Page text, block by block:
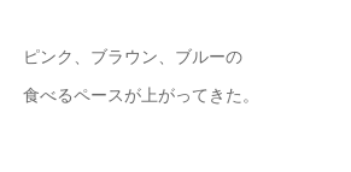
ピンク、ブラウン、ブルーの
食べるペースが上がってきた。